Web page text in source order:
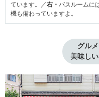
ています。／右・ バスルームに
機も備わっていますよ。
グル
美味し